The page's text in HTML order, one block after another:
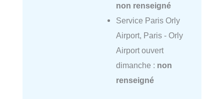
non renseigné
Service Paris Orly
Airport, Paris - Orly
Airport ouvert
dimanche : non
renseigné